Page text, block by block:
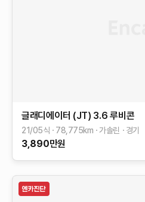
글래디에이터 (JT) 3.6 루비콘
21/05식 78,775km 가솔린 경기
3,890만원